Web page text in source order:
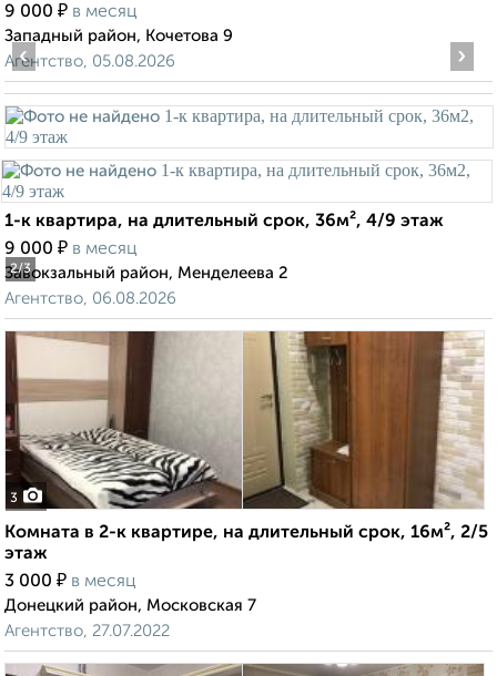
9 000 ₽ в месяц
Западный район, Кочетова 9
Агентство, 05.08.2026
2/3
‹ ›
1-к квартира, на длительный срок, 36м², 4/9 этаж
9 000 ₽ в месяц
Завокзальный район, Менделеева 2
Агентство, 06.08.2026
3
Комната в 2-к квартире, на длительный срок, 16м², 2/5
этаж
3 000 ₽ в месяц
Донецкий район, Московская 7
Агентство, 27.07.2022